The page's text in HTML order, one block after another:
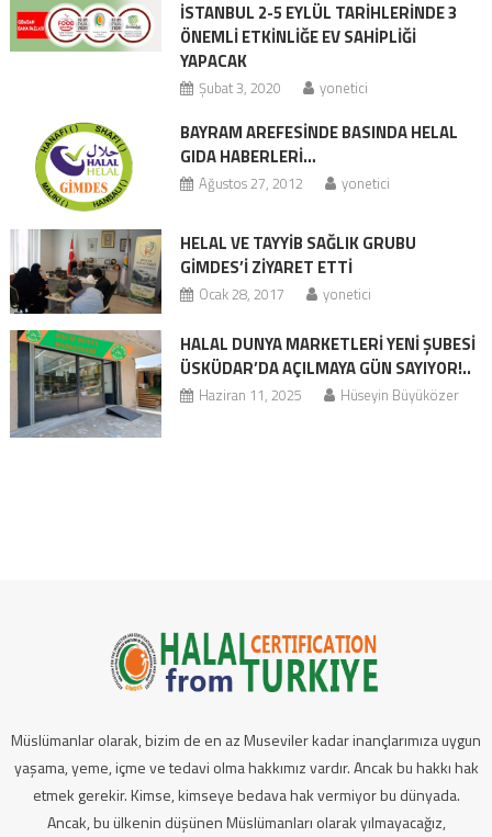
İSTANBUL 2-5 EYLÜL TARİHLERİNDE 3
ÖNEMLİ ETKİNLİĞE EV SAHİPLİĞİ
YAPACAK
Şubat 3, 2020 yonetici
BAYRAM AREFESİNDE BASINDA HELAL
GIDA HABERLERİ…
Ağustos 27, 2012 yonetici
HELAL VE TAYYİB SAĞLIK GRUBU
GİMDES’I ZİYARET ETTİ
Ocak 28, 2017 yonetici
HALAL DUNYA MARKETLERİ YENİ ŞUBESİ
ÜSKÜDAR’DA AÇILMAYA GÜN SAYIYOR!..
Haziran 11, 2025 Hüseyin Büyüközer
Müslümanlar olarak, bizim de en az Museviler kadar inançlarımıza uygun
yaşama, yeme, içme ve tedavi olma hakkımız vardır. Ancak bu hakkı hak
etmek gerekir. Kimse, kimseye bedava hak vermiyor bu dünyada.
Ancak, bu ülkenin düşünen Müslümanları olarak yılmayacağız,